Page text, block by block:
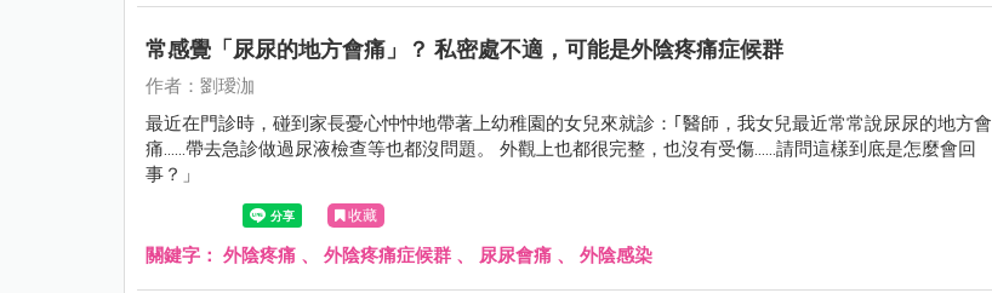
常感覺「尿尿的地方會痛」？ 私密處不適，可能是外陰疼痛症候群
作者：劉璦泇
最近在門診時，碰到家長憂心忡忡地帶著上幼稚園的女兒來就診：｢醫師，我女兒最近常常說尿尿的地方會
痛......帶去急診做過尿液檢查等也都沒問題。 外觀上也都很完整，也沒有受傷......請問這樣到底是怎麼會回
事？」
收藏
關鍵字： 外陰疼痛 、 外陰疼痛症候群 、 尿尿會痛 、 外陰感染